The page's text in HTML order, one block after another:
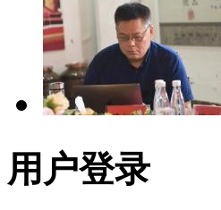
用户登录